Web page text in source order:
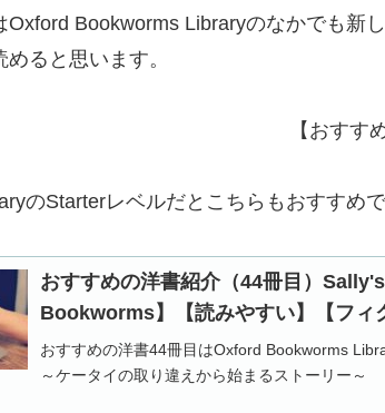
Oxford Bookworms Libraryのなかでも新
ると思います。
の洋書紹介（53
のStarterレベルだとこちらもおすすめ
おすすめの洋書紹介（44冊目）
Bookworms】【読みやすい】【フィ
おすすめの洋書44冊目はOxford Bookworms
～ケータイの取り違えから始まるストーリー～